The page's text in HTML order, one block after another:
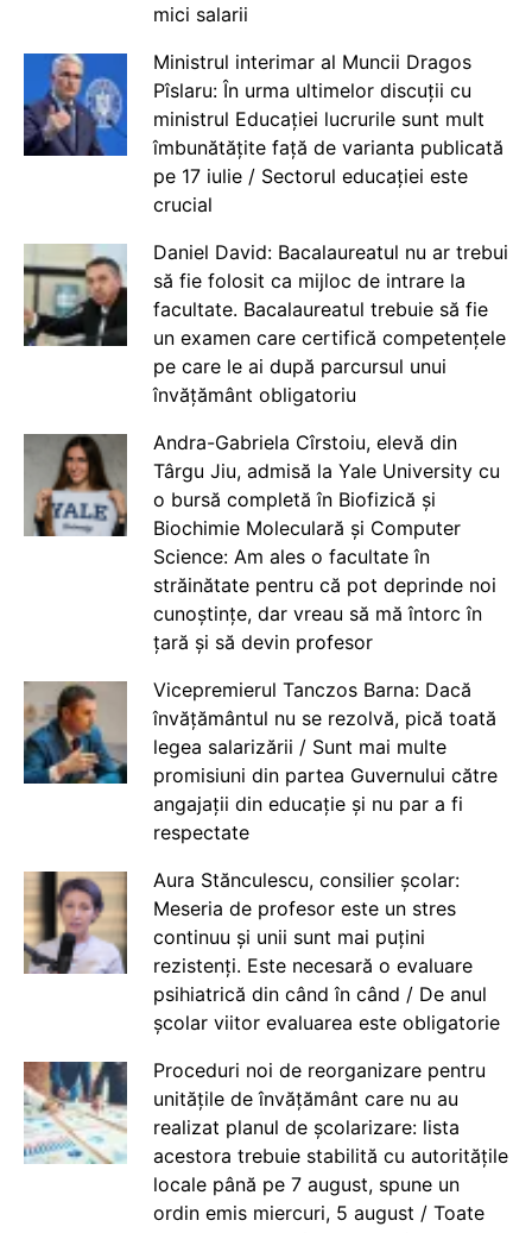
mici salarii
Ministrul interimar al Muncii Dragos
Pîslaru: În urma ultimelor discuții cu
ministrul Educației lucrurile sunt mult
îmbunătățite față de varianta publicată
pe 17 iulie / Sectorul educației este
crucial
Daniel David: Bacalaureatul nu ar trebui
să fie folosit ca mijloc de intrare la
facultate. Bacalaureatul trebuie să fie
un examen care certifică competențele
pe care le ai după parcursul unui
învățământ obligatoriu
Andra-Gabriela Cîrstoiu, elevă din
Târgu Jiu, admisă la Yale University cu
o bursă completă în Biofizică și
Biochimie Moleculară și Computer
Science: Am ales o facultate în
străinătate pentru că pot deprinde noi
cunoștințe, dar vreau să mă întorc în
țară și să devin profesor
Vicepremierul Tanczos Barna: Dacă
învățământul nu se rezolvă, pică toată
legea salarizării / Sunt mai multe
promisiuni din partea Guvernului către
angajații din educație și nu par a fi
respectate
Aura Stănculescu, consilier școlar:
Meseria de profesor este un stres
continuu și unii sunt mai puțini
rezistenți. Este necesară o evaluare
psihiatrică din când în când / De anul
școlar viitor evaluarea este obligatorie
Proceduri noi de reorganizare pentru
unitățile de învățământ care nu au
realizat planul de școlarizare: lista
acestora trebuie stabilită cu autoritățile
locale până pe 7 august, spune un
ordin emis miercuri, 5 august / Toate